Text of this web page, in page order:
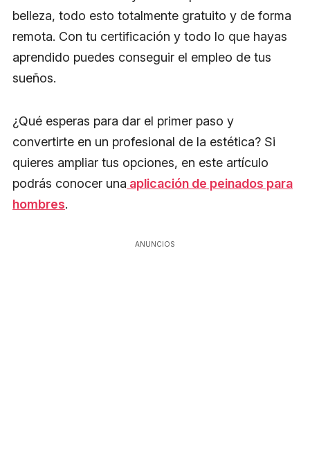
belleza, todo esto totalmente gratuito y de forma
remota. Con tu certificación y todo lo que hayas
aprendido puedes conseguir el empleo de tus
sueños.
¿Qué esperas para dar el primer paso y
convertirte en un profesional de la estética? Si
quieres ampliar tus opciones, en este artículo
podrás conocer una aplicación de peinados para
hombres.
ANUNCIOS